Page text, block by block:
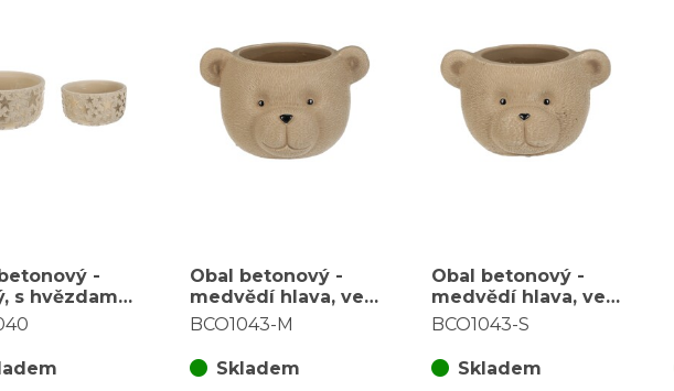
-
s hvězdami,
zlatý,
Obal betonový -
medvědí hlava, vel.
M, barva hnědá
BCO1043-M
Skladem
Obal betonový -
medvědí hlava, vel.
S, barva hnědá
BCO1043-S
Skladem